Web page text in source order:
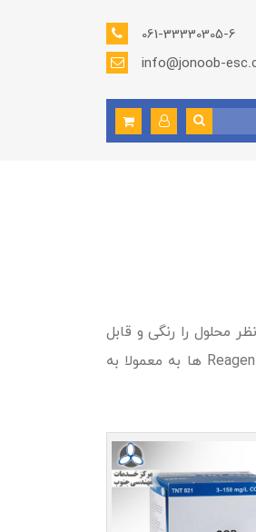
061-33330305-6
info@jonoob-
محلول را رنگی و قابل
شناسایی کند. هر پارامتر با اضافه شدن واکنشگر به یک رنگ تبدیل می شود که به این روش، روش رنگ سنجی یا فتومتری هم می گویند. Reagent ها به معمولا به